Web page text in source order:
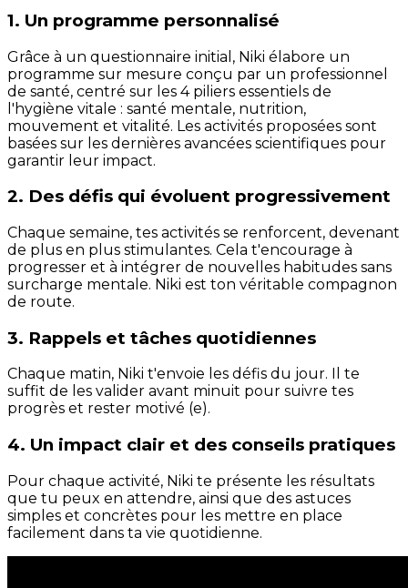
1. Un programme personnalisé
Grâce à un questionnaire initial, Niki élabore un
programme sur mesure conçu par un professionnel
de santé, centré sur les 4 piliers essentiels de
l'hygiène vitale : santé mentale, nutrition,
mouvement et vitalité. Les activités proposées sont
basées sur les dernières avancées scientifiques pour
garantir leur impact.
2. Des défis qui évoluent progressivement
Chaque semaine, tes activités se renforcent, devenant
de plus en plus stimulantes. Cela t'encourage à
progresser et à intégrer de nouvelles habitudes sans
surcharge mentale. Niki est ton véritable compagnon
de route.
3. Rappels et tâches quotidiennes
Chaque matin, Niki t'envoie les défis du jour. Il te
suffit de les valider avant minuit pour suivre tes
progrès et rester motivé (e).
4. Un impact clair et des conseils pratiques
Pour chaque activité, Niki te présente les résultats
que tu peux en attendre, ainsi que des astuces
simples et concrètes pour les mettre en place
facilement dans ta vie quotidienne.